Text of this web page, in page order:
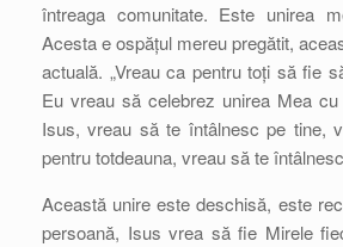
întreaga comunitate. Este unirea
Acesta e ospățul mereu pregătit,
actuală. „Vreau ca pentru toți să fie
Eu vreau să celebrez unirea Mea
Isus, vreau să te întâlnesc pe tine,
pentru totdeauna, vreau să te
Această unire este deschisă, este
persoană, Isus vrea să fie Mirele